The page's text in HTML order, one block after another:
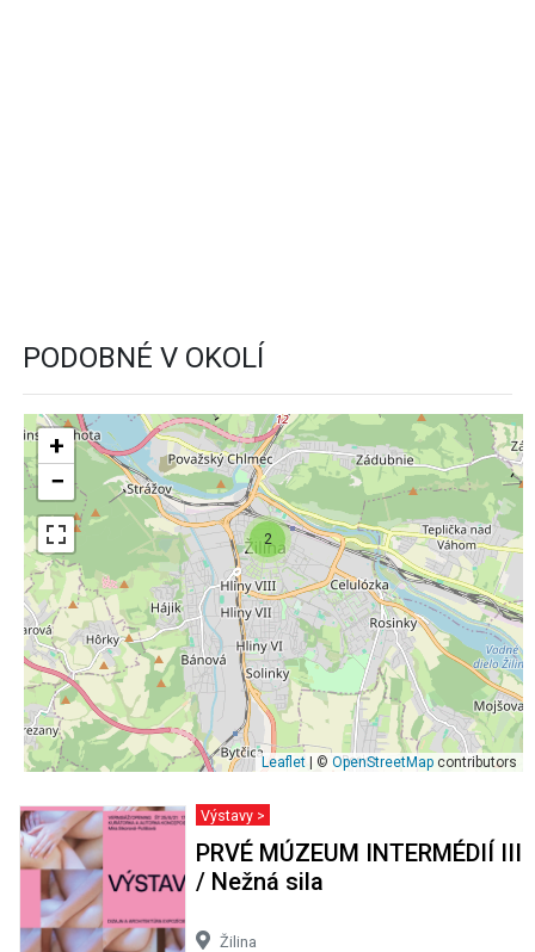
PODOBNÉ V OKOLÍ
2
+
−
Leaflet | © OpenStreetMap contributors
Výstavy >
PRVÉ MÚZEUM INTERMÉDIÍ III
/ Nežná sila
Žilina